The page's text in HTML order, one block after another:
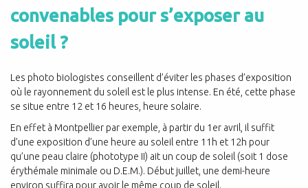
convenables pour s’exposer au
soleil ?
Les photo biologistes conseillent d’éviter les phases d’exposition
où le rayonnement du soleil est le plus intense. En été, cette phase
se situe entre 12 et 16 heures, heure solaire.
En effet à Montpellier par exemple, à partir du 1er avril, il suffit
d’une exposition d’une heure au soleil entre 11h et 12h pour
qu’une peau claire (phototype II) ait un coup de soleil (soit 1 dose
érythémale minimale ou D.E.M.). Début juillet, une demi-heure
environ suffira pour avoir le même coup de soleil.